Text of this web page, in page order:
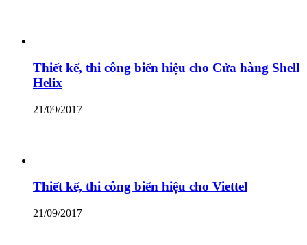
Thiết kế, thi công biển hiệu cho Cửa hàng Shell
Helix
21/09/2017
Thiết kế, thi công biển hiệu cho Viettel
21/09/2017